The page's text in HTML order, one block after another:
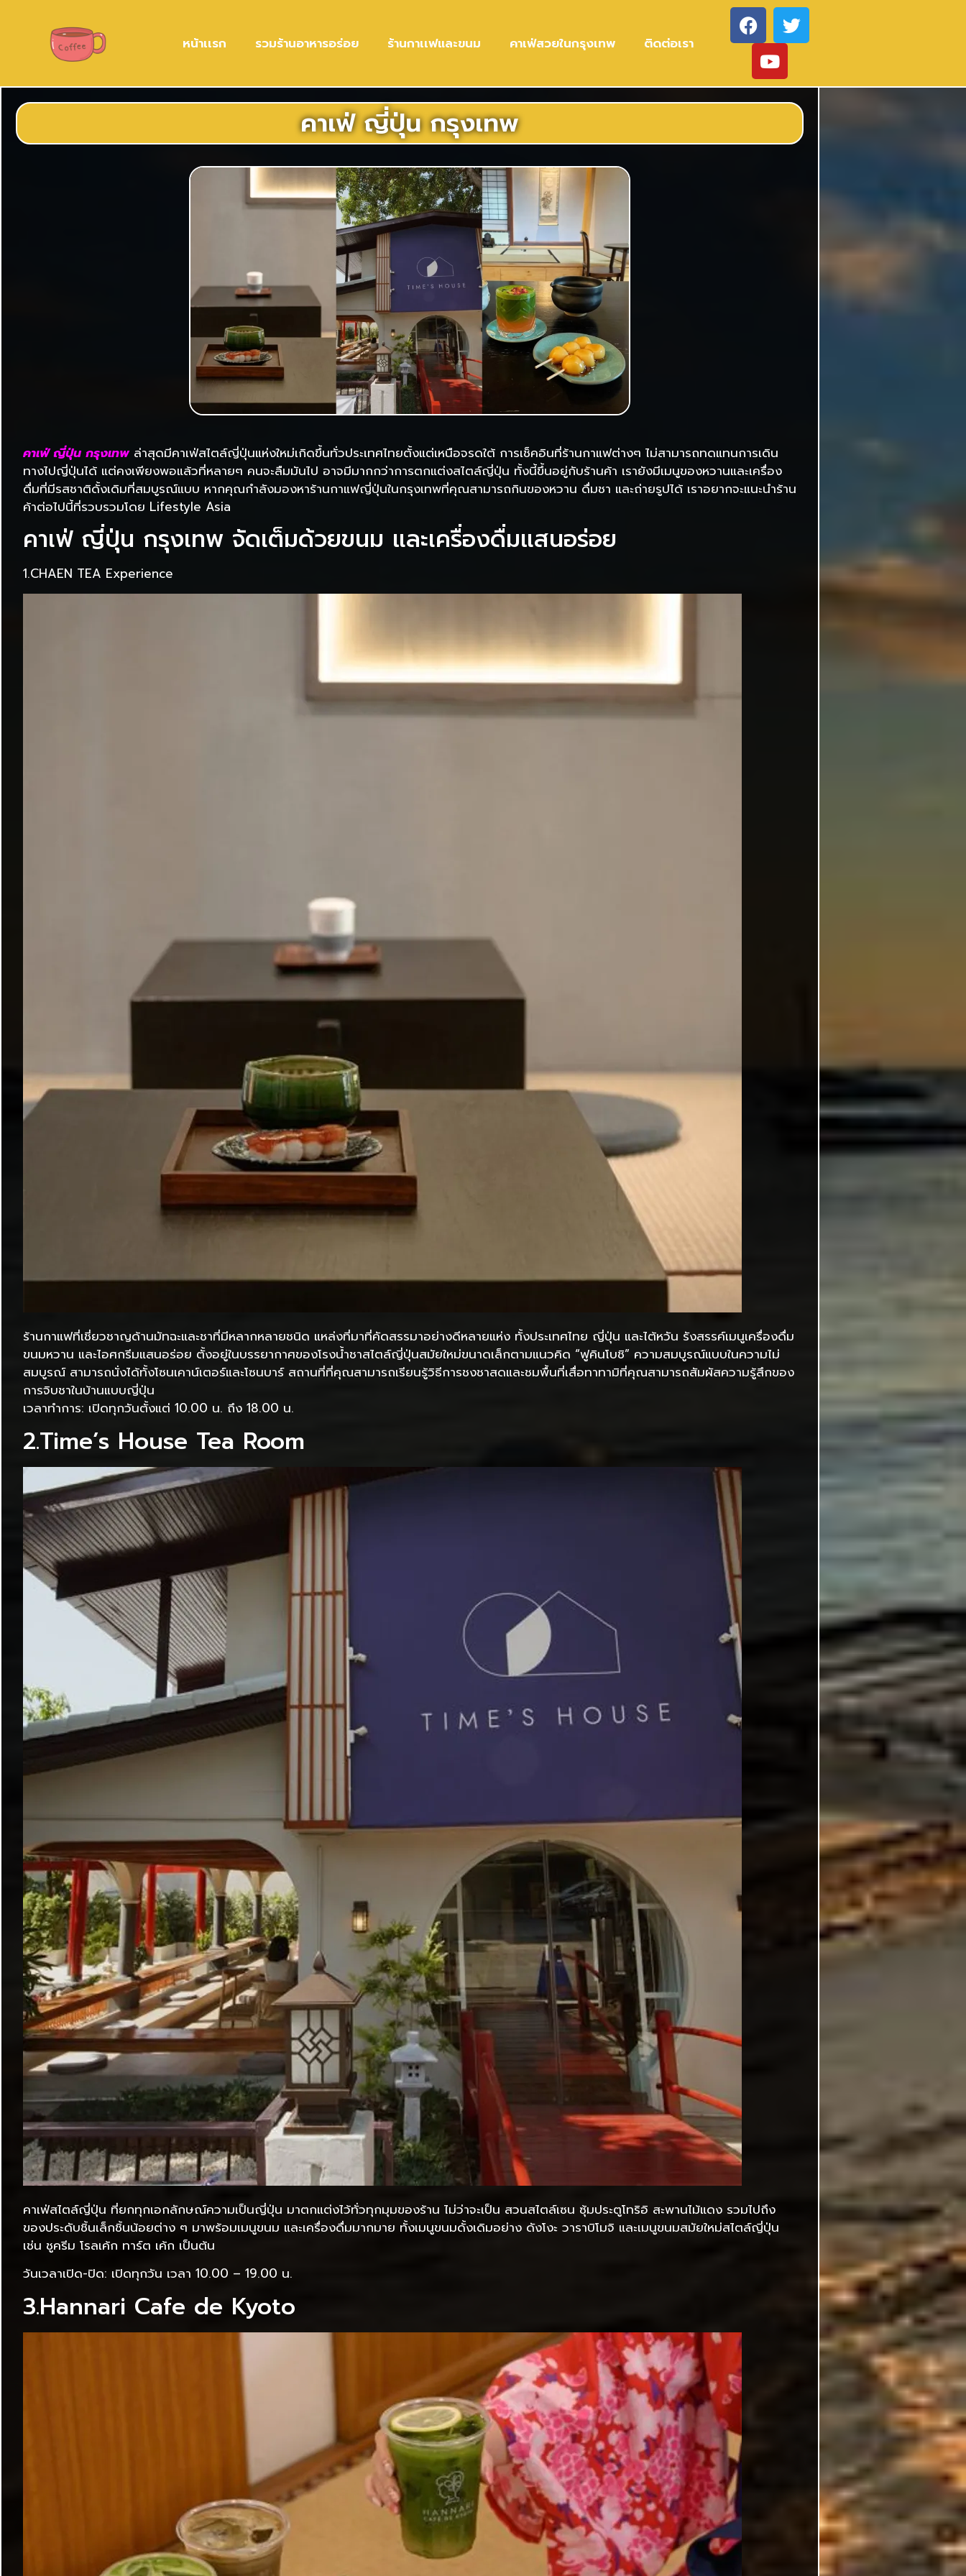
หน้าเเรก รวมร้านอาหารอร่อย ร้านกาเเฟและขนม คาเฟ่สวยในกรุงเทพ ติดต่อเรา
คาเฟ่ ญี่ปุ่น กรุงเทพ
คาเฟ่ ญี่ปุ่น กรุงเทพล่าสุดมีคาเฟ่สไตล์ญี่ปุ่นแห่งใหม่เกิดขึ้นทั่วประเทศไทยตั้งแต่เหนือจรดใต้ การเช็คอินที่ร้านกาแฟต่างๆ ไม่สามารถทดแทนการเดิน
ทางไปญี่ปุ่นได้ แต่คงเพียงพอแล้วที่หลายๆ คนจะลืมมันไป อาจมีมากกว่าการตกแต่งสไตล์ญี่ปุ่น ทั้งนี้ขึ้นอยู่กับร้านค้า เรายังมีเมนูของหวานและเครื่อง
ดื่มที่มีรสชาติดั้งเดิมที่สมบูรณ์แบบ หากคุณกำลังมองหาร้านกาแฟญี่ปุ่นในกรุงเทพที่คุณสามารถกินของหวาน ดื่มชา และถ่ายรูปได้ เราอยากจะแนะนำร้าน
ค้าต่อไปนี้ที่รวบรวมโดย Lifestyle Asia
คาเฟ่ ญี่ปุ่น กรุงเทพ จัดเต็มด้วยขนม และเครื่องดื่มแสนอร่อย
1.CHAEN TEA Experience
ร้านกาแฟที่เชี่ยวชาญด้านมัทฉะและชาที่มีหลากหลายชนิด แหล่งที่มาที่คัดสรรมาอย่างดีหลายแห่ง ทั้งประเทศไทย ญี่ปุ่น และไต้หวัน รังสรรค์เมนูเครื่องดื่ม
ขนมหวาน และไอศกรีมแสนอร่อย ตั้งอยู่ในบรรยากาศของโรงน้ำชาสไตล์ญี่ปุ่นสมัยใหม่ขนาดเล็กตามแนวคิด “ฟูคินโบชิ” ความสมบูรณ์แบบในความไม่
สมบูรณ์ สามารถนั่งได้ทั้งโซนเคาน์เตอร์และโซนบาร์ สถานที่ที่คุณสามารถเรียนรู้วิธีการชงชาสดและชมพื้นที่เสื่อทาทามิที่คุณสามารถสัมผัสความรู้สึกของ
การจิบชาในบ้านแบบญี่ปุ่น
เวลาทำการ: เปิดทุกวันตั้งแต่ 10.00 น. ถึง 18.00 น.
2.Time’s House Tea Room
คาเฟ่สไตล์ญี่ปุ่น ที่ยกทุกเอกลักษณ์ความเป็นญี่ปุ่น มาตกแต่งไว้ทั่วทุกมุมของร้าน ไม่ว่าจะเป็น สวนสไตล์เซน ซุ้มประตูโทริอิ สะพานไม้แดง รวมไปถึง
ของประดับชิ้นเล็กชิ้นน้อยต่าง ๆ มาพร้อมเมนูขนม และเครื่องดื่มมากมาย ทั้งเมนูขนมดั้งเดิมอย่าง ดังโงะ วาราบิโมจิ และเมนูขนมสมัยใหม่สไตล์ญี่ปุ่น
เช่น ชูครีม โรลเค้ก ทาร์ต เค้ก เป็นต้น
วันเวลาเปิด-ปิด: เปิดทุกวัน เวลา 10.00 – 19.00 น.
3.Hannari Cafe de Kyoto